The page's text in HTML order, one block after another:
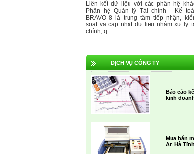
Liên kết dữ liệu với các phân hệ
Phân hệ Quản lý Tài chính - Kế
BRAVO 8 là trung tâm tiếp nhận,
soát và cập nhật dữ liệu nhằm xử lý
chính, q ...
DỊCH VỤ CÔNG TY
Báo cáo
kinh
Mua bán
An Hà Tĩnh